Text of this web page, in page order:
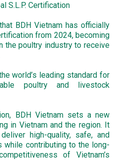
S.L.P. Certification
BDH Vietnam has officially
from 2024, becoming
the poultry industry to receive
world’s leading standard for
poultry and livestock
BDH Vietnam sets a new
in Vietnam and the region. It
high-quality, safe, and
while contributing to the long-
of Vietnam’s